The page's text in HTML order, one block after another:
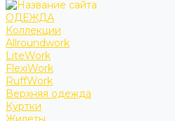
ОДЕЖДА
Коллекции
Allroundwork
LiteWork
FlexiWork
RuffWork
Верхняя одежда
Куртки